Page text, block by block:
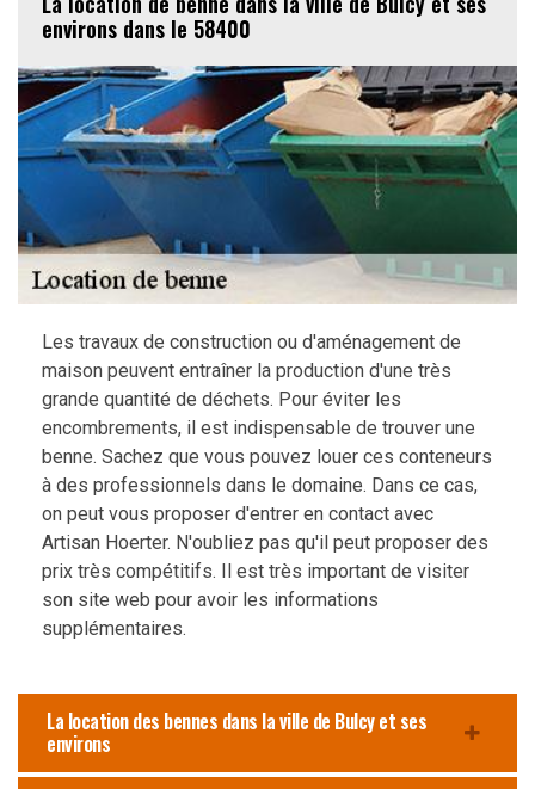
environs dans le 58400
Les travaux de construction ou d'aménagement de
maison peuvent entraîner la production d'une très
grande quantité de déchets. Pour éviter les
encombrements, il est indispensable de trouver une
benne. Sachez que vous pouvez louer ces conteneurs
à des professionnels dans le domaine. Dans ce cas,
on peut vous proposer d'entrer en contact avec
Artisan Hoerter. N'oubliez pas qu'il peut proposer des
prix très compétitifs. Il est très important de visiter
son site web pour avoir les informations
supplémentaires.
La location des bennes dans la ville de Bulcy et ses
environs